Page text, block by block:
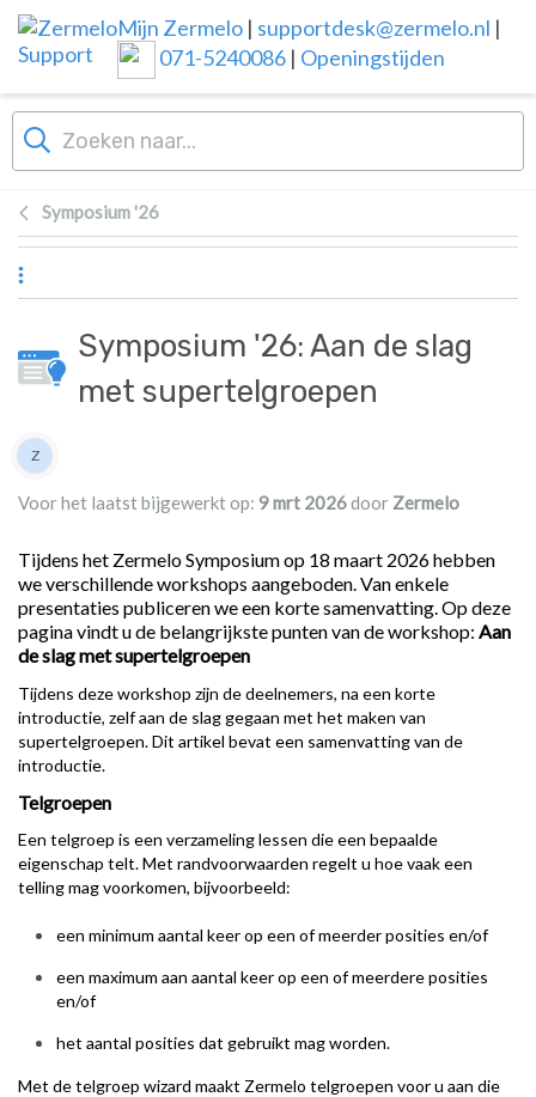
Overslaan naar hoofdinhoud
Mijn Zermelo | supportdesk@zermelo.nl |
071-5240086 | Openingstijden
Symposium '26
Symposium '26: Aan de slag
met supertelgroepen
Lijst van auteurs
Z
Voor het laatst bijgewerkt op: 9 mrt 2026door Zermelo
Tijdens het Zermelo Symposium op 18 maart 2026 hebben
we verschillende workshops aangeboden. Van enkele
presentaties publiceren we een korte samenvatting. Op deze
pagina vindt u de belangrijkste punten van de workshop: Aan
de slag met supertelgroepen
Tijdens deze workshop zijn de deelnemers, na een korte
introductie, zelf aan de slag gegaan met het maken van
supertelgroepen. Dit artikel bevat een samenvatting van de
introductie.
Telgroepen
Een telgroep is een verzameling lessen die een bepaalde
eigenschap telt. Met randvoorwaarden regelt u hoe vaak een
telling mag voorkomen, bijvoorbeeld:
een minimum aantal keer op een of meerder posities en/of
een maximum aan aantal keer op een of meerdere posities
en/of
het aantal posities dat gebruikt mag worden.
Met de telgroep wizard maakt Zermelo telgroepen voor u aan die